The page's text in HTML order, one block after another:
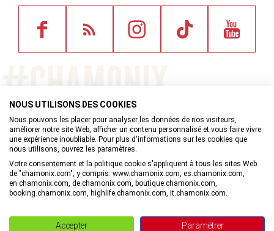
©
©
NOUS UTILISONS DES COOKIES
Nous pouvons les placer pour analyser les données de nos visiteurs,
améliorer notre site Web, afficher un contenu personnalisé et vous faire vivre
une expérience inoubliable. Pour plus d'informations sur les cookies que
nous utilisons, ouvrez les paramètres.
Votre consentement et la politique cookie s'appliquent à tous les sites Web
de "chamonix.com", y compris: www.chamonix.com, es.chamonix.com,
en.chamonix.com, de.chamonix.com, boutique.chamonix.com,
booking.chamonix.com, highlife.chamonix.com, it.chamonix.com.
Accepter Paramétrer